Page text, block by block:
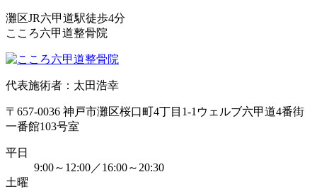
灘区JR六甲道駅徒歩4分
こころ六甲道整骨院
代表施術者：太田浩幸
〒657-0036 神戸市灘区桜口町4丁目1-1ウェルブ六甲道4番街
一番館103号室
平日
9:00～12:00／16:00～20:30
土曜